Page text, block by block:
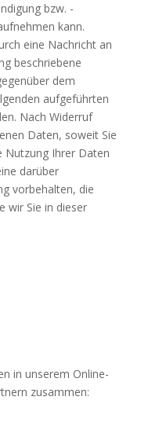
bzw. -
kann.
eine Nachricht an
beschriebene
dem
aufgeführten
Nach Widerruf
Daten, soweit Sie
Nutzung Ihrer Daten
darüber
vorbehalten, die
wir Sie in dieser
in unserem Online-
zusammen: